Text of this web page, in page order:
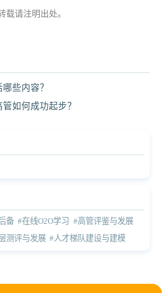
载请注明出处。
些内容？
如何成功起步？
备 #在线O2O学习 #高管评鉴与发展
测评与发展 #人才梯队建设与建模